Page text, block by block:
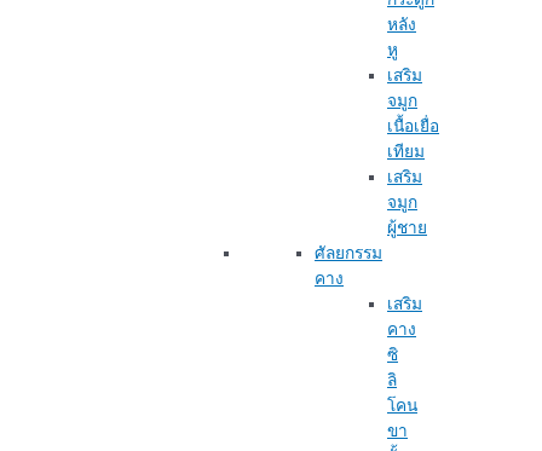
หลัง
หู
เสริม
จมูก
เนื้อเยื่อ
เทียม
เสริม
จมูก
ผู้ชาย
ศัลยกรรม
คาง
เสริม
คาง
ซิ
ลิ
โคน
ขา